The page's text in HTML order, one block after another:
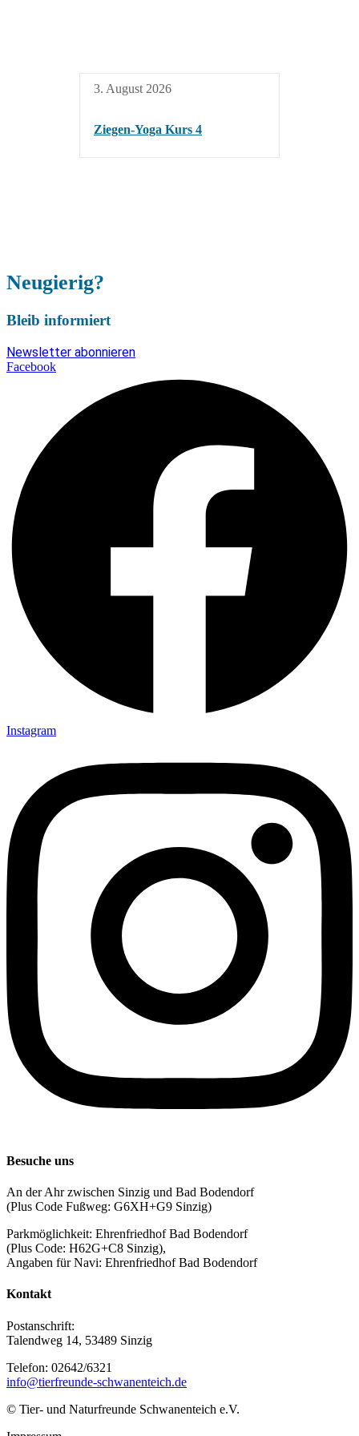
3. August 2026
Ziegen-Yoga Kurs 4
Neugierig?
Bleib informiert
Newsletter abonnieren
Facebook
Instagram
Besuche uns
An der Ahr zwischen Sinzig und Bad Bodendorf
(Plus Code Fußweg: G6XH+G9 Sinzig)
Parkmöglichkeit: Ehrenfriedhof Bad Bodendorf
(Plus Code: H62G+C8 Sinzig),
Angaben für Navi: Ehrenfriedhof Bad Bodendorf
Kontakt
Postanschrift:
Talendweg 14, 53489 Sinzig
Telefon: 02642/6321
info@tierfreunde-schwanenteich.de
© Tier- und Naturfreunde Schwanenteich e.V.